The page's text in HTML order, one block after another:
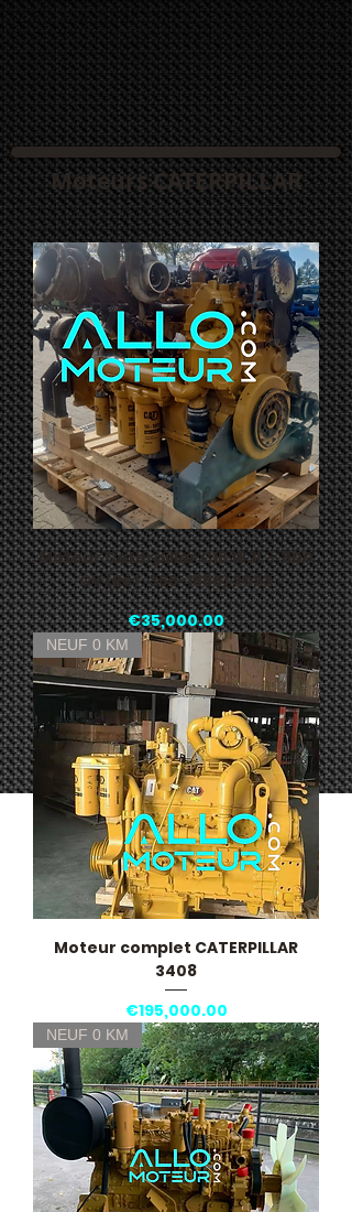
Moteurs CATERPILLAR
Moteur Caterpillar C18 18.1L – 800
CV (Réf. 359-1886) 2023
Price
€35,000.00
NEUF 0 KM
Moteur complet CATERPILLAR
3408
Price
€195,000.00
NEUF 0 KM